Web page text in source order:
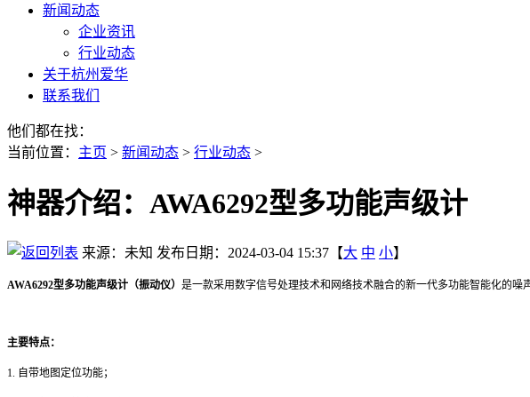
新闻动态
企业资讯
行业动态
关于杭州爱华
联系我们
他们都在找：
当前位置 ： 主页 > 新闻动态 > 行业动态 >
神器介绍：AWA6292型多功能声级计
来源：未知 发布日期：2024-03-04 15:37【大 中 小】
AWA6292型多功能声级计（振动仪） 是一款采用数字信号处理技术和网络技术融合的新一代多功能智能化的
主要特点：
1. 自带地图定位功能；